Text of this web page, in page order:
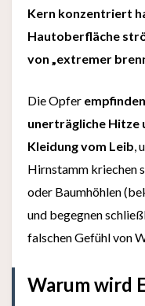
Kern konzentriert
Hautoberfläche
von „extremer
Die Opfer
unerträgliche Hitze
Kleidung vom Leib,
Hirnstamm kriechen
oder Baumhöhlen
und begegnen
falschen Gefühl von
Warum wird